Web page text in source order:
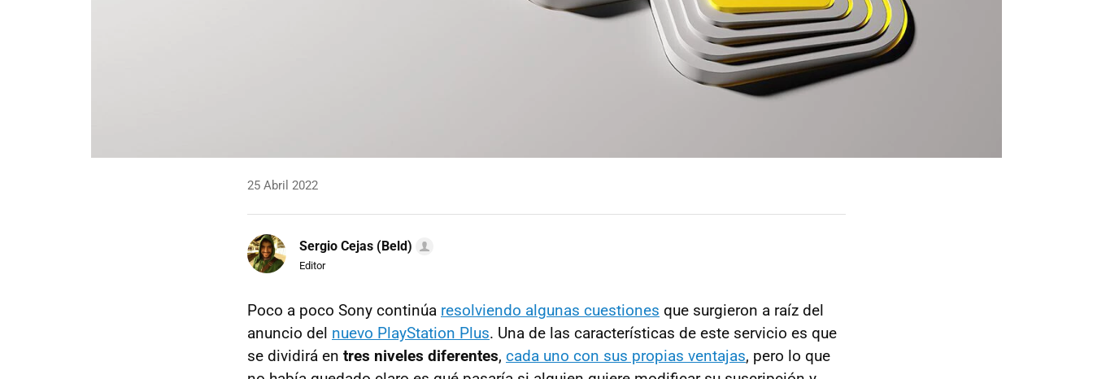
25 Abril 2022
Sergio Cejas (Beld)
Editor
Poco a poco Sony continúa resolviendo algunas cuestiones que surgieron a raíz del
anuncio del nuevo PlayStation Plus. Una de las características de este servicio es que
se dividirá en tres niveles diferentes, cada uno con sus propias ventajas, pero lo que